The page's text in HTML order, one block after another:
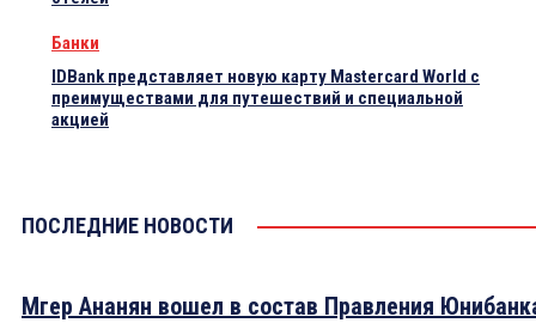
Банки
IDBank представляет новую карту Mastercard World с
преимуществами для путешествий и специальной
акцией
ПОСЛЕДНИЕ НОВОСТИ
Мгер Ананян вошел в состав Правления